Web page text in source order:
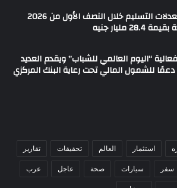
مدينة مصر تضاعف معدلات التسليم خلال النصف الأول من 2026
جنيه
“اليوم العالمي للشباب” ويقدم العديد
للشمول المالي تحت رعاية البنك المركزي
استثمار العالم تحقيقات تقارير
سفر سيارات صحة عاجل عرب